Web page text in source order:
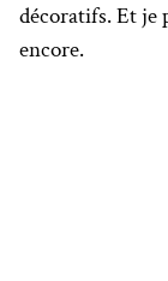
décoratifs. Et je
encore.